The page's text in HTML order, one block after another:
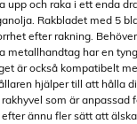
upp och raka i ett enda
Rakbladet med 5
efter rakning.
metallhandtag har en
är också kompatibelt
hjälper till att hålla
som är anpassad
ännu fler sätt att